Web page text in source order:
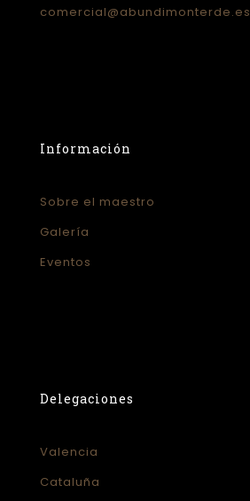
comercial@abundimonterde.es
Información
Sobre el maestro
Galería
Eventos
Delegaciones
Valencia
Cataluña